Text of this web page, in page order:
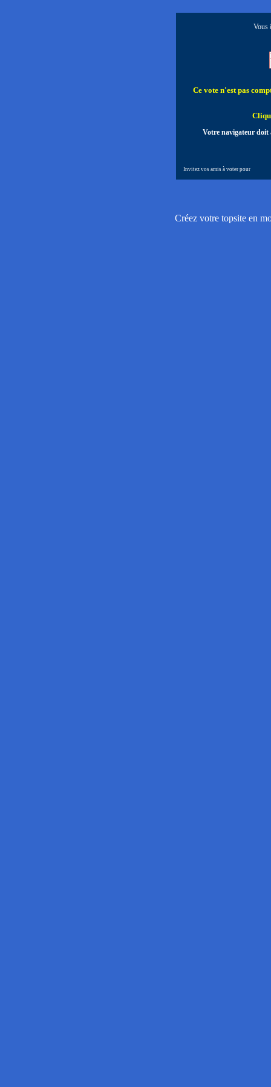
Vous
Ce vote n'est pas
Votre navigateur doit
Invitez vos amis à voter pour
Créez votre topsite en